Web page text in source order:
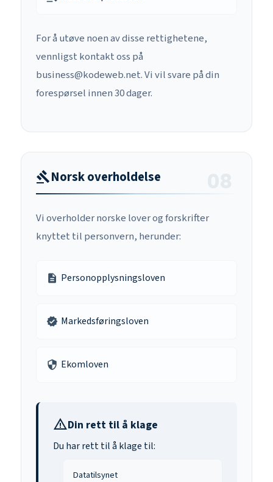
For å utøve noen av disse rettighetene,
vennligst kontakt oss på
business@kodeweb.net. Vi vil svare på din
forespørsel innen 30 dager.
gavelNorsk overholdelse
Vi overholder norske lover og forskrifter
knyttet til personvern, herunder:
description Personopplysningsloven
verified Markedsføringsloven
security Ekomloven
warning_amberDin rett til å klage
Du har rett til å klage til:
Datatilsynet